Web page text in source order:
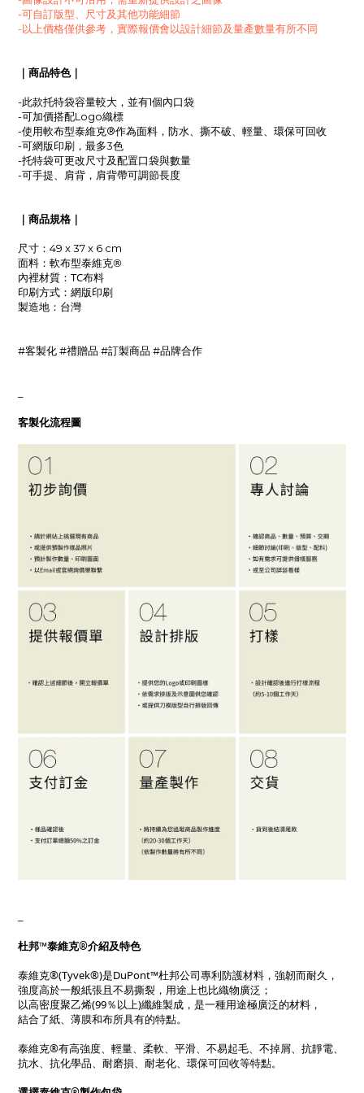
-可自訂版型、尺寸及其他功能細節
-以上價格僅供參考，實際報價會以設計細節及量產數量有所不同
｜商品特色｜
-此款托特袋容量較大，並有1個內口袋
-可加價搭配Logo織標
-使用軟布型泰維克®作為面料，防水、撕不破 、輕量 、環保可回收
-可網版印刷，最多3色
-托特袋可更改尺寸及配置口袋與數量
-可手提、肩背，肩背帶可調節長度
｜商品規格｜
尺寸：49 x 37 x 6 cm
面料： 軟布型泰維克®
內裡材質： TC布料
印刷方式： 網版印刷
製造地 ：台灣
#客製化 #禮贈品 #訂製商品 #品牌合作
客製化流程圖
杜邦™泰維克®介紹及特色
泰維克®(Tyvek®)是DuPont™杜邦公司專利防護材料，強韌而耐久，
強度高於一般紙張且不易撕裂，用途上也比織物廣泛；
以高密度聚乙烯(99％以上)纖維製成，是一種用途極廣泛的材料，
結合了紙、薄膜和布所具有的特點。
泰維克®有高強度、輕量、柔軟、平滑、不易起毛、不掉屑、抗靜電、
抗水、抗化學品、耐磨損、耐老化、環保可回收等特點。